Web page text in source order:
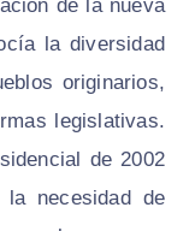
de la nueva
la diversidad
originarios,
legislativas.
de 2002
necesidad de